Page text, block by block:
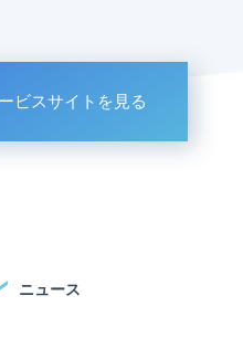
ビスサイトを見る
ニュース